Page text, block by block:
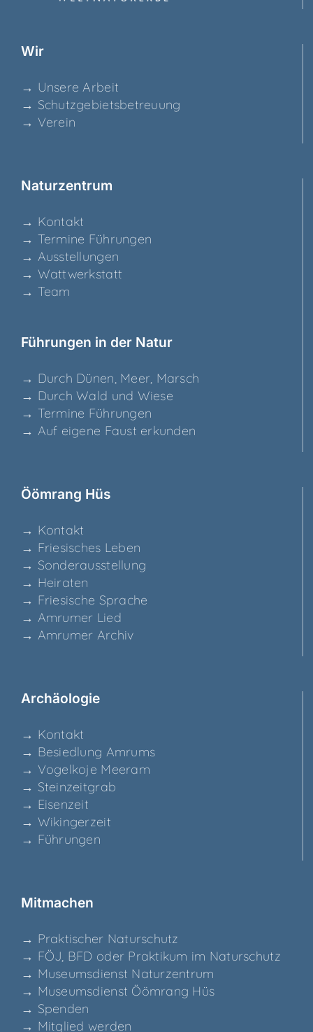
Wir
→ Unse­re Arbeit
→ Schutz­ge­biets­be­treu­ung
→ Ver­ein
Natur­zen­trum
→ Kon­takt
→ Ter­mi­ne Führungen
→ Aus­stel­lun­gen
→ Watt­werk­statt
→ Team
Füh­run­gen in der Natur
→ Durch Dünen, Meer, Marsch
→ Durch Wald und Wiese
→ Ter­mi­ne Führungen
→ Auf eige­ne Faust erkunden
Ööm­rang Hüs
→ Kon­takt
→ Frie­si­sches Leben
→ Son­der­aus­stel­lung
→ Hei­ra­ten
→ Frie­si­sche Sprache
→ Amru­mer Lied
→ Amru­mer Archiv
Archäo­lo­gie
→ Kon­takt
→ Besied­lung Amrums
→ Vogel­ko­je Meeram
→ Stein­zeit­grab
→ Eisen­zeit
→ Wikin­ger­zeit
→ Füh­run­gen
Mit­ma­chen
→ Prak­ti­scher Naturschutz
→ FÖJ, BFD oder Prak­ti­kum im Naturschutz
→ Muse­ums­dienst Naturzentrum
→ Muse­ums­dienst Ööm­rang Hüs
→ Spen­den
→ Mit­glied werden